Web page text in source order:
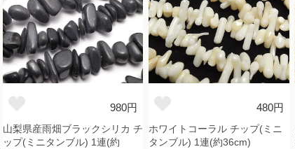
980円
山梨県産雨畑ブラックシリカ チ
ップ(ミニタンブル) 1連(約
480円
ホワイトコーラル チップ(ミニ
タンブル) 1連(約36cm)